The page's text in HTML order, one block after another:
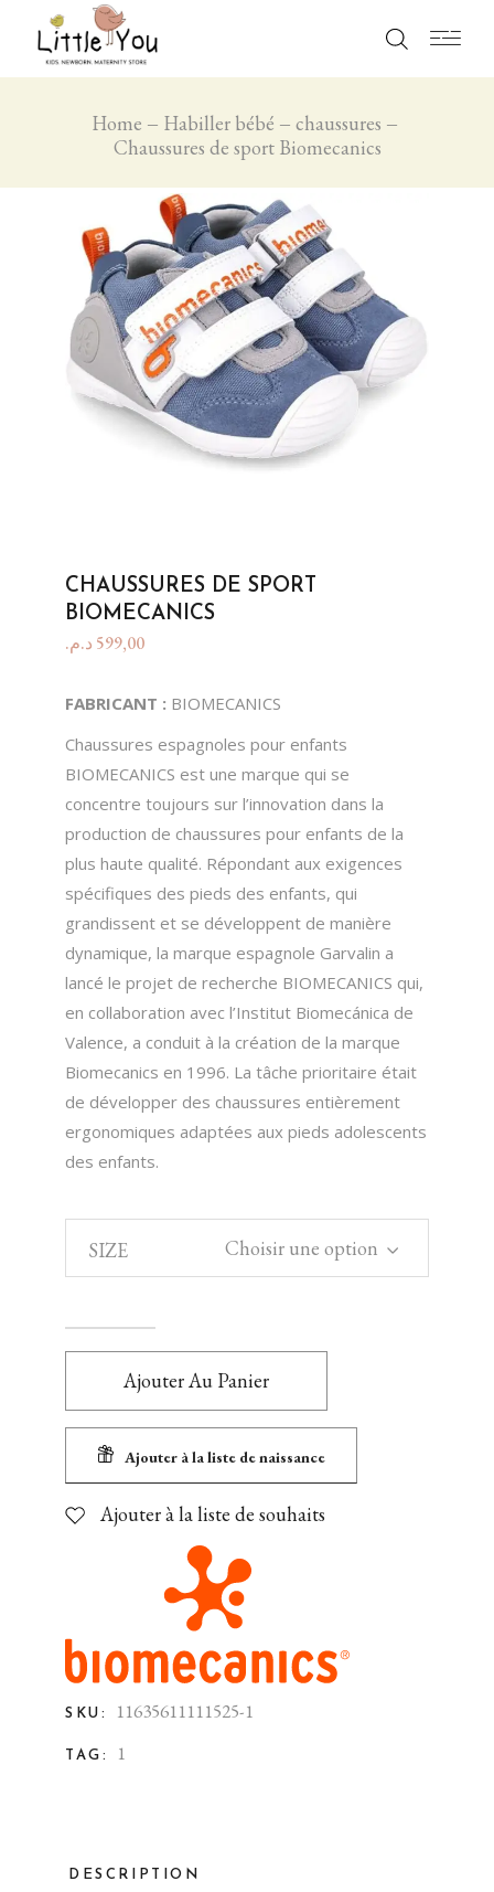
Home Habiller bébé
chaussures
Chaussures de sport Biomecanics
CHAUSSURES DE SPORT
BIOMECANICS
599,00 د.م.
FABRICANT : BIOMECANICS
Chaussures espagnoles pour enfants
BIOMECANICS est une marque qui se
concentre toujours sur l’innovation dans la
production de chaussures pour enfants de la
plus haute qualité. Répondant aux exigences
spécifiques des pieds des enfants, qui
grandissent et se développent de manière
dynamique, la marque espagnole Garvalin a
lancé le projet de recherche BIOMECANICS qui,
en collaboration avec l’Institut Biomecánica de
Valence, a conduit à la création de la marque
Biomecanics en 1996. La tâche prioritaire était
de développer des chaussures entièrement
ergonomiques adaptées aux pieds adolescents
des enfants.
SIZE Choisir une option
Ajouter Au Panier
Ajouter à la liste de naissance
Ajouter à la liste de souhaits
SKU: 11635611111525-1
TAG: 1
DESCRIPTION